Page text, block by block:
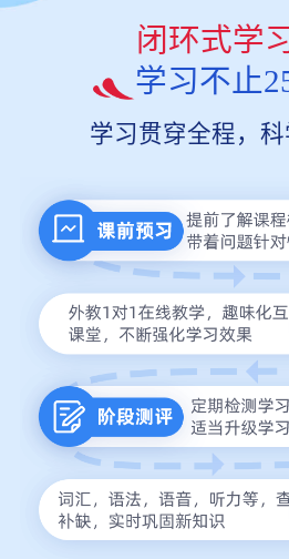
闭环式学
学习不止
学习贯穿全程，